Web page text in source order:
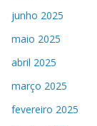
junho 2025
maio 2025
abril 2025
março 2025
fevereiro 2025